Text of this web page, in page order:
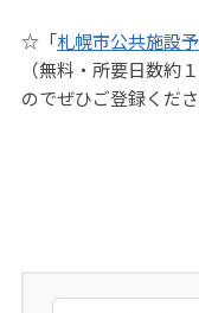
☆「札幌市公共施設
（無料・所要日数約
のでぜひご登録くださ